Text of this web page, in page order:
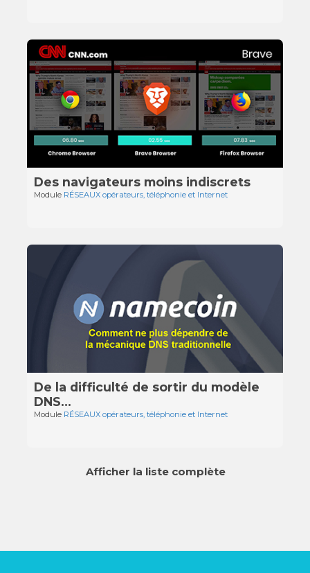
Des navigateurs moins indiscrets
Module RÉSEAUX opérateurs, téléphonie et Internet
De la difficulté de sortir du modèle
DNS…
Module RÉSEAUX opérateurs, téléphonie et Internet
Afficher la liste complète